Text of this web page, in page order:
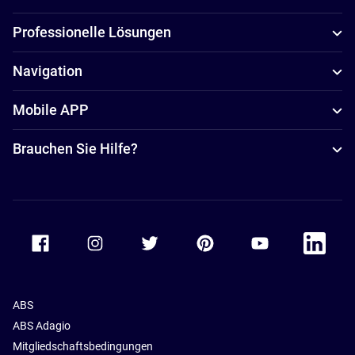
Professionelle Lösungen
Navigation
Mobile APP
Brauchen Sie Hilfe?
Accor Facebook Accor TwitterAccor PinterestAccor Youtube
Accor
ABS
ABS Adagio
Mitgliedschaftsbedingungen